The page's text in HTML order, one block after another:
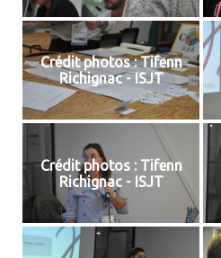
Crédit photos : Tifenn
Richignac - ISJT
Crédit photos : Tifenn
Richignac - ISJT